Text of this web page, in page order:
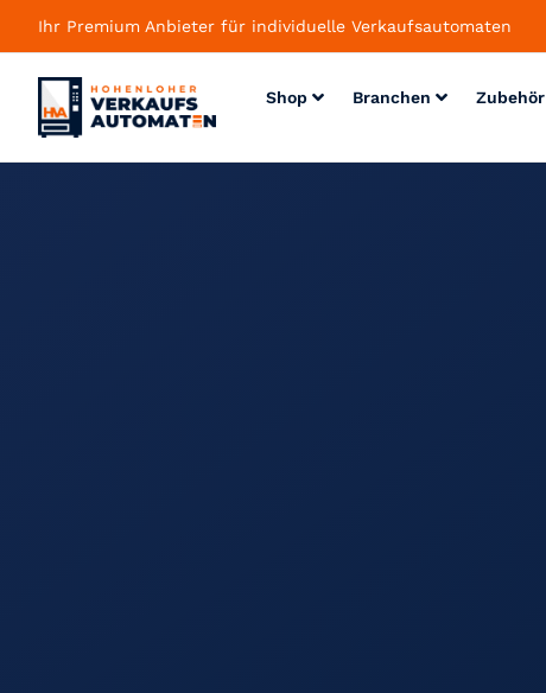
Ihr Premium Anbieter für individuelle Verkaufsautomaten
Shop Branchen Zubehör